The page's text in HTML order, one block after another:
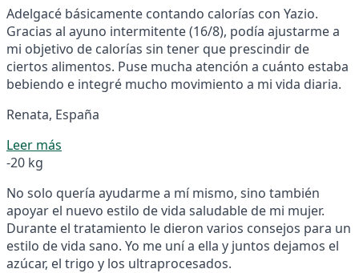
Adelgacé básicamente contando calorías con Yazio.
Gracias al ayuno intermitente (16/8), podía ajustarme a
mi objetivo de calorías sin tener que prescindir de
ciertos alimentos. Puse mucha atención a cuánto estaba
bebiendo e integré mucho movimiento a mi vida diaria.
Renata, España
Leer más
-20 kg
No solo quería ayudarme a mí mismo, sino también
apoyar el nuevo estilo de vida saludable de mi mujer.
Durante el tratamiento le dieron varios consejos para un
estilo de vida sano. Yo me uní a ella y juntos dejamos el
azúcar, el trigo y los ultraprocesados.